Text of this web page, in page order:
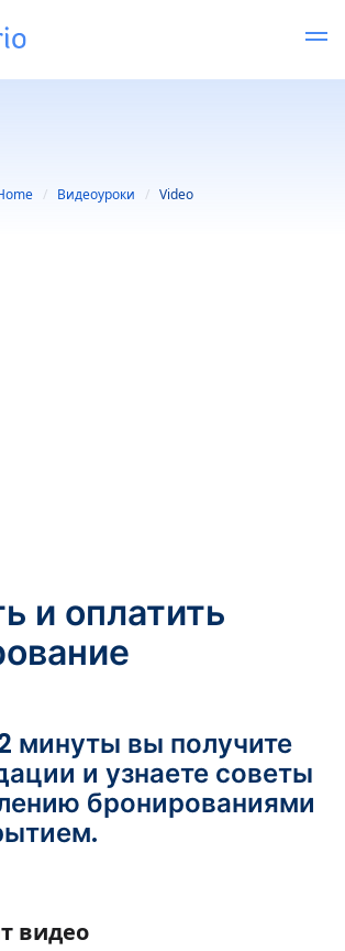
Видеоуроки Video
и оплатить
минуты вы получите
и узнаете советы
бронированиями
видео